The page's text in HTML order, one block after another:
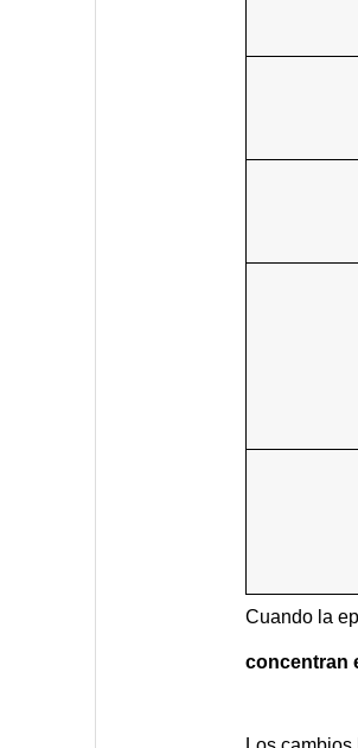
Cuando la
concentran